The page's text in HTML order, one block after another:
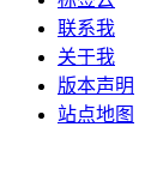
联系我
关于我
版本声明
站点地图